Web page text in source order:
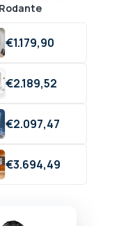
€1.179,90
€2.189,52
€2.097,47
€3.694,49